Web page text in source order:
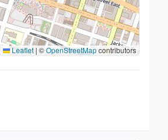
Leaflet | ©OpenStreetMapcontributors